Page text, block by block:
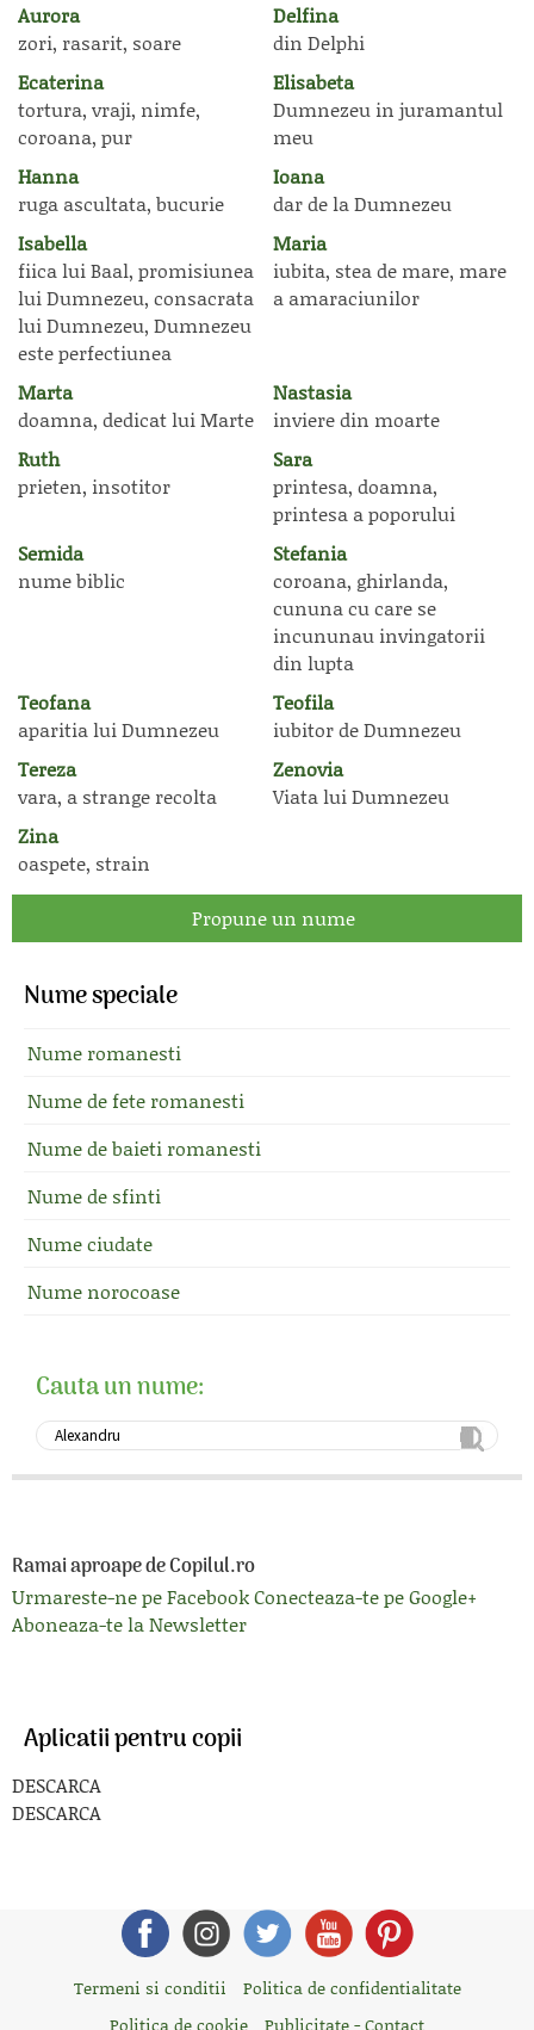
Aurora
zori, rasarit, soare
Delfina
din Delphi
Ecaterina
tortura, vraji, nimfe,
coroana, pur
Elisabeta
Dumnezeu in juramantul
meu
Hanna
ruga ascultata, bucurie
Ioana
dar de la Dumnezeu
Isabella
fiica lui Baal, promisiunea
lui Dumnezeu, consacrata
lui Dumnezeu, Dumnezeu
este perfectiunea
Maria
iubita, stea de mare, mare
a amaraciunilor
Marta
doamna, dedicat lui Marte
Nastasia
inviere din moarte
Ruth
prieten, insotitor
Sara
printesa, doamna,
printesa a poporului
Semida
nume biblic
Stefania
coroana, ghirlanda,
cununa cu care se
incununau invingatorii
din lupta
Teofana
aparitia lui Dumnezeu
Teofila
iubitor de Dumnezeu
Tereza
vara, a strange recolta
Zenovia
Viata lui Dumnezeu
Zina
oaspete, strain
Propune un nume
Nume speciale
Nume romanesti
Nume de fete romanesti
Nume de baieti romanesti
Nume de sfinti
Nume ciudate
Nume norocoase
Cauta un nume:
Ramai aproape de Copilul.ro
Urmareste-ne pe FacebookConecteaza-te pe Google+
Aboneaza-te la Newsletter
Aplicatii pentru copii
DESCARCA
DESCARCA
Termeni si conditii
Politica de confidentialitate
Politica de cookie
Publicitate - Contact